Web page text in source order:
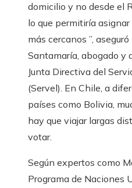
domicilio y no desde el
lo que permitiría
más cercanos ”,
Santamaría, abogado y
Junta Directiva del
(Servel). En Chile, a
países como Bolivia,
hay que viajar largas
votar.
Según expertos como
Programa de Naciones